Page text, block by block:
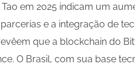
em 2025 indicam um
e a integração de
que a blockchain do
O Brasil, com sua base